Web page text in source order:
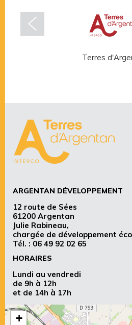
Terres
ARGENTAN DÉVELOPPEMENT
12 route de Sées
61200 Argentan
Julie Rabineau,
chargée de développement
Tél. : 06 49 92 02 65
HORAIRES
Lundi au vendredi
de 9h à 12h
et de 14h à 17h
+